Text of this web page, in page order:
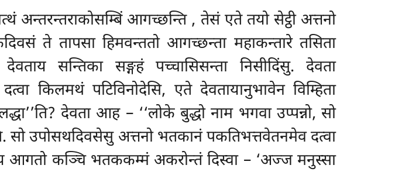
अन्तरन्तराकोसम्बिं आगच्छन्ति , तेसं एते तयो सेट्ठी अत्तनो
ते तापसा हिमवन्ततो आगच्छन्ता महाकन्तारे तसिता
सन्तिका सङ्गहं पच्चासिसन्ता निसीदिंसु. देवता
किलमथं पटिविनोदेसि, एते देवतायानुभावेन विम्हिता
देवता आह – ‘‘लोके बुद्धो नाम भगवा उप्पन्नो, सो
सो उपोसथदिवसेसु अत्तनो भतकानं पकतिभत्तवेतनमेव दत्वा
आगतो कञ्चि भतककम्मं अकरोन्तं दिस्वा – ‘अज्ज मनुस्सा